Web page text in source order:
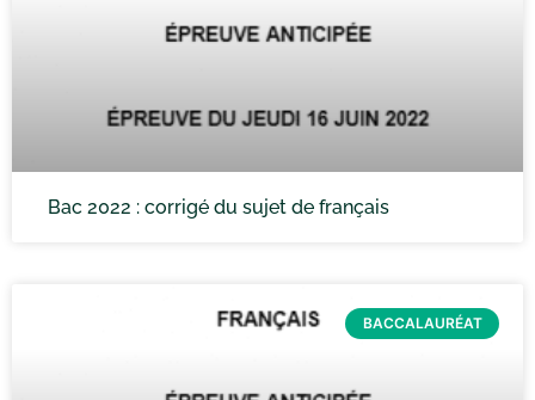
Bac 2022 : corrigé du sujet de français
BACCALAURÉAT